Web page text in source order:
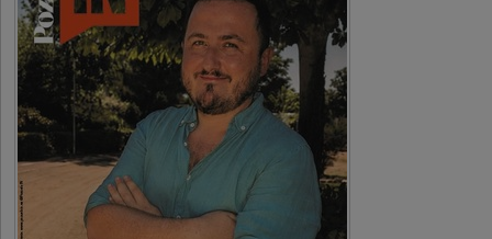
Quejas por el deterioro de la
limpieza …
A ver si es posible que haya vivienda para familias con hijos y no
solamente jóvenes que no es tan …
Pozuelo de Alarcón
Pozuelo desbloquea
definitivamente Huerta Grande: las
obras …